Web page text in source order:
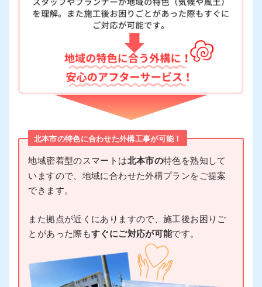
北本市の特色に合わせた外構工事が可能！
地域密着型のスマートは北本市の特色を熟知して
いますので、地域に合わせた外構プランをご提案
できます。
また拠点が近くにありますので、施工後お困りご
とがあった際もすぐにご対応が可能です。